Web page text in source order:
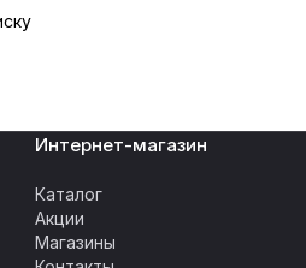
Интернет-магазин
Каталог
Акции
Магазины